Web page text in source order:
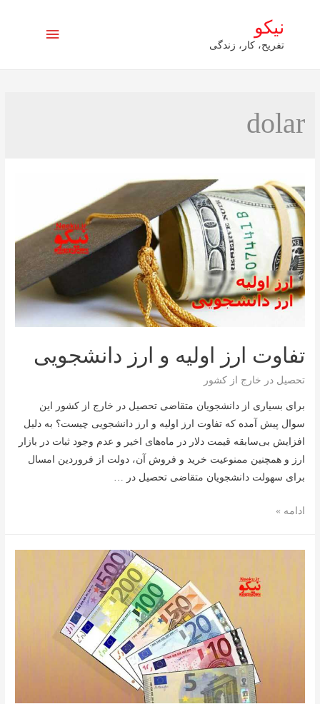
نیکو
تفریح، کار، زندگی
فهرست
dolar
تفاوت ارز اولیه و ارز دانشجویی
تحصیل در خارج از کشور
برای بسیاری از دانشجویان متقاضی تحصیل در خارج از کشور این
سوال پیش آمده که تفاوت ارز اولیه و ارز دانشجویی چیست؟ به دلیل
افزایش بی‌سابقه قیمت دلار در ماه‌های اخیر و عدم وجود ثبات در بازار
ارز و همچنین ممنوعیت خرید و فروش آن، دولت از فروردین امسال
برای سهولت دانشجویان متقاضی تحصیل در …
تفاوت
ادامه »